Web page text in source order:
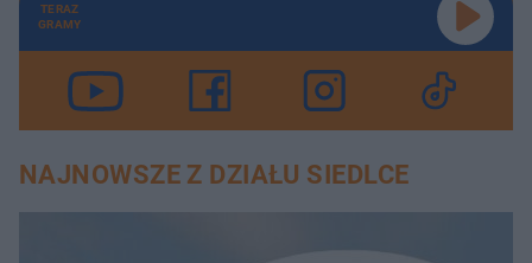
TERAZ
GRAMY
NAJNOWSZE Z DZIAŁU SIEDLCE